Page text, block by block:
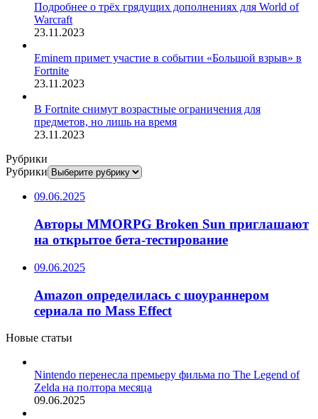
Подробнее о трёх грядущих дополнениях для World of
Warcraft
23.11.2023
Eminem примет участие в событии «Большой взрыв» в
Fortnite
23.11.2023
В Fortnite снимут возрастные ограничения для
предметов, но лишь на время
23.11.2023
Рубрики
Рубрики
09.06.2025
Авторы MMORPG Broken Sun приглашают
на открытое бета-тестирование
09.06.2025
Amazon определилась с шоураннером
сериала по Mass Effect
Новые статьи
Nintendo перенесла премьеру фильма по The Legend of
Zelda на полтора месяца
09.06.2025